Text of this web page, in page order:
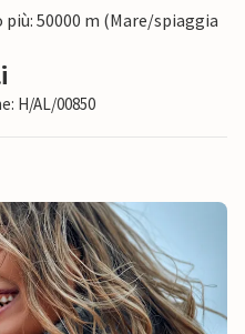
50000 m (Mare/spiaggia
H/AL/00850